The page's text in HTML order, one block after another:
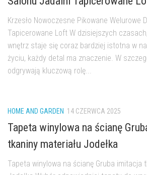
Krzesło Nowoczesne Pikowane Welurowe
Tapicerowane Loft W dzisiejszych
wnętrz staje się coraz bardziej istotna w
życiu, każdy detal ma znaczenie. W
odgrywają kluczową rolę...
HOME AND GARDEN 14 CZERWCA 2025
Tapeta winylowa na ścianę
tkaniny materiału Jodełka
Tapeta winylowa na ścianę Gruba imitacja